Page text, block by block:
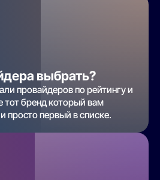
выбрать?
провайдеров по рейтингу и
тот бренд который вам
просто первый в списке.